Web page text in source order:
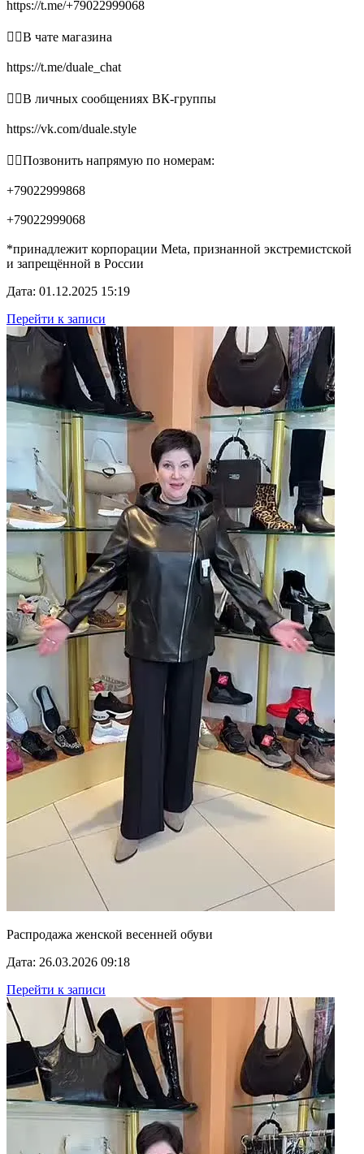
https://t.me/+79022999068
👉🏻В чате магазина
https://t.me/duale_chat
👉🏻В личных сообщениях ВК-группы
https://vk.com/duale.style
👉🏻Позвонить напрямую по номерам:
+79022999868
+79022999068
*принадлежит корпорации Meta, признанной экстремистской
и запрещённой в России
Дата: 01.12.2025 15:19
Перейти к записи
Распродажа женской весенней обуви
Дата: 26.03.2026 09:18
Перейти к записи